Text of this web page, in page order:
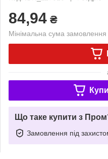
84,94 ₴
Мінімальна сума
Що таке купити з
Замовлення під